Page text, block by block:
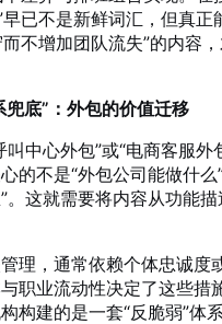
已不是新鲜词汇，但真正
不增加团队流失”的内容
兜底”：外包的价值迁移
中心外包”或“电商客服外
的不是“外包公司能做什么
。这就需要将内容从功能
理，通常依赖个体忠诚度
职业流动性决定了这些措
构建的是一套“反脆弱”体系